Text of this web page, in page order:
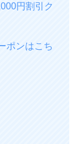
円割引ク
ポンはこち